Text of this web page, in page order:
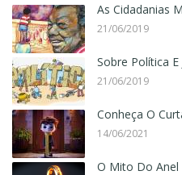
As Cidadanias
21/06/2019
Sobre Política
21/06/2019
Conheça O
14/06/2021
O Mito Do Anel